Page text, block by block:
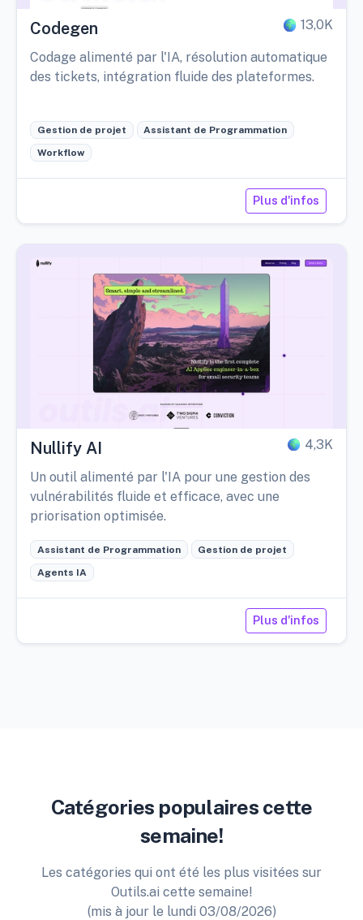
Codegen 13,0K
Codage alimenté par l'IA, résolution automatique
des tickets, intégration fluide des plateformes.
Gestion de projet Assistant de Programmation
Workflow
Plus d'infos
Nullify AI 4,3K
Un outil alimenté par l'IA pour une gestion des
vulnérabilités fluide et efficace, avec une
priorisation optimisée.
Assistant de Programmation Gestion de projet
Agents IA
Plus d'infos
Catégories populaires cette
semaine!
Les catégories qui ont été les plus visitées sur
Outils.ai cette semaine!
(mis à jour le lundi 03/08/2026)